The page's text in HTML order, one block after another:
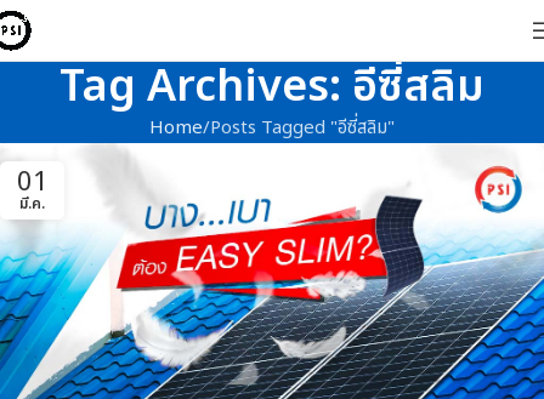
Tag Archives: อีซี่สลิม
Home Posts Tagged "อีซี่สลิม"
01
มี.ค.